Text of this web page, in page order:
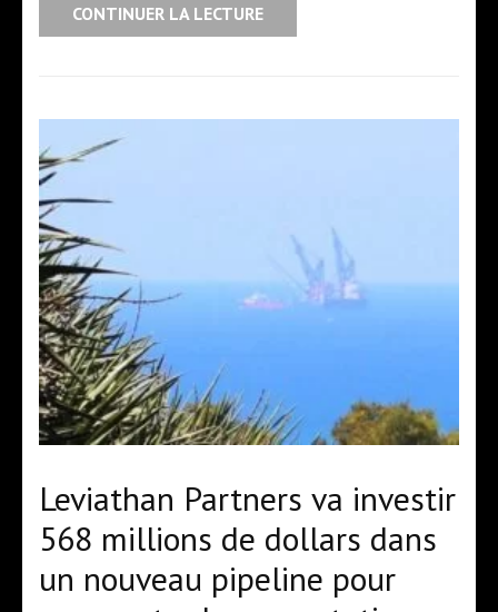
CONTINUER LA LECTURE
Leviathan Partners va investir
568 millions de dollars dans
un nouveau pipeline pour